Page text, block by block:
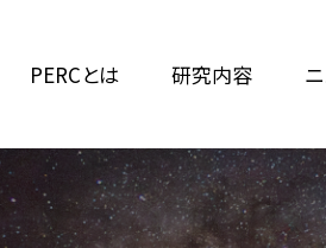
PERCとは 研究内容